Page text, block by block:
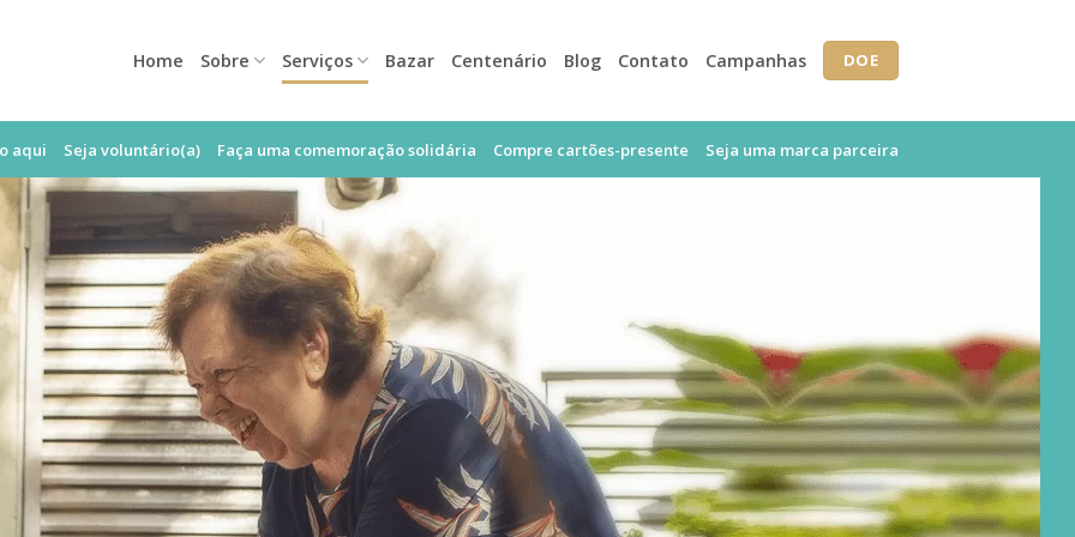
Home Sobre Serviços Bazar Centenário Blog Contato Campanhas DOE
aqui Seja voluntário(a) Faça uma comemoração solidária Compre cartões-presente Seja uma marca parceira